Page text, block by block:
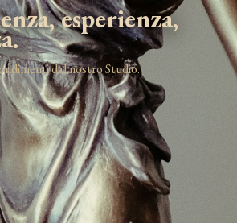
esperienza,
dal nostro Studio.